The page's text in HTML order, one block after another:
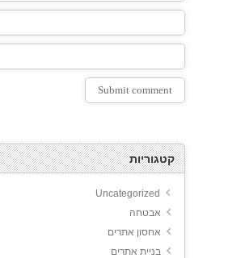
קטגוריות
Uncategorized
אבטחה
אחסון אתרים
בניית אתרים